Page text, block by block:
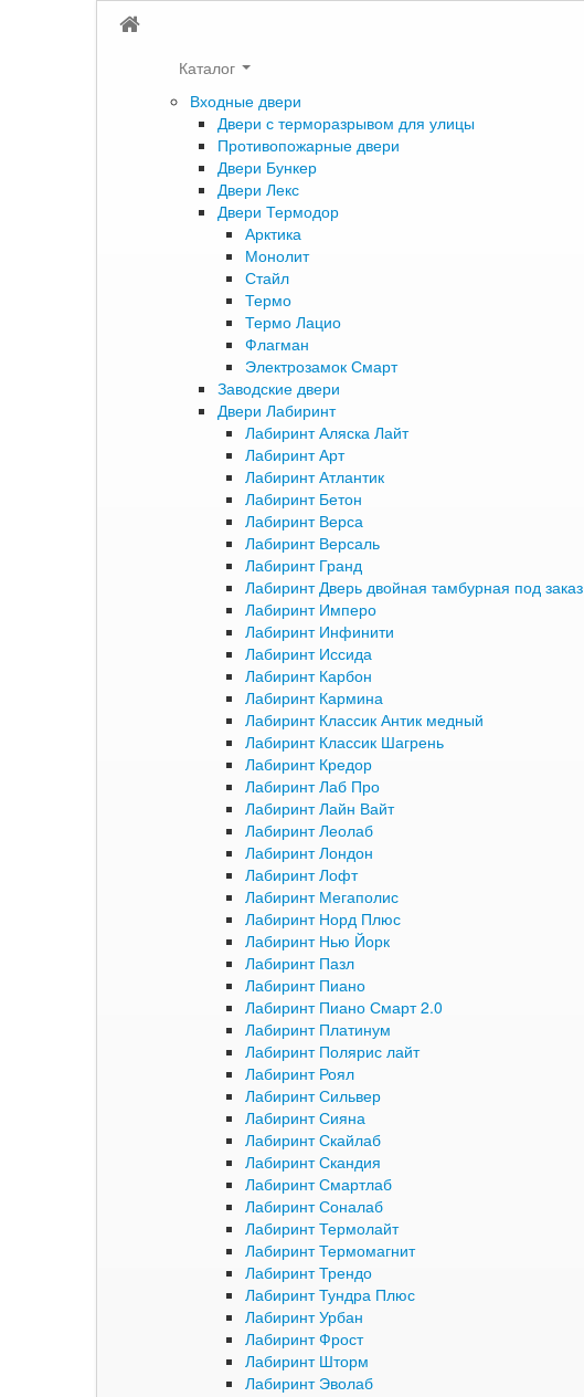
Каталог
Входные двери
Двери с терморазрывом для улицы
Противопожарные двери
Двери Бункер
Двери Лекс
Двери Термодор
Арктика
Монолит
Стайл
Термо
Термо Лацио
Флагман
Электрозамок Смарт
Заводские двери
Двери Лабиринт
Лабиринт Аляска Лайт
Лабиринт Арт
Лабиринт Атлантик
Лабиринт Бетон
Лабиринт Верса
Лабиринт Версаль
Лабиринт Гранд
Лабиринт Дверь двойная тамбурная под заказ
Лабиринт Имперо
Лабиринт Инфинити
Лабиринт Иссида
Лабиринт Карбон
Лабиринт Кармина
Лабиринт Классик Антик медный
Лабиринт Классик Шагрень
Лабиринт Кредор
Лабиринт Лаб Про
Лабиринт Лайн Вайт
Лабиринт Леолаб
Лабиринт Лондон
Лабиринт Лофт
Лабиринт Мегаполис
Лабиринт Норд Плюс
Лабиринт Нью Йорк
Лабиринт Пазл
Лабиринт Пиано
Лабиринт Пиано Смарт 2.0
Лабиринт Платинум
Лабиринт Полярис лайт
Лабиринт Роял
Лабиринт Сильвер
Лабиринт Сияна
Лабиринт Скайлаб
Лабиринт Скандия
Лабиринт Смартлаб
Лабиринт Соналаб
Лабиринт Термолайт
Лабиринт Термомагнит
Лабиринт Трендо
Лабиринт Тундра Плюс
Лабиринт Урбан
Лабиринт Фрост
Лабиринт Шторм
Лабиринт Эволаб